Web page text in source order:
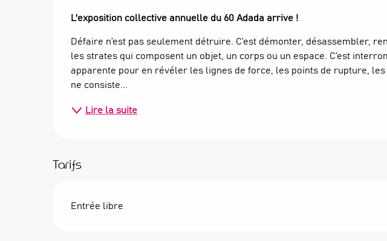
Description
L'exposition collective annuelle du 60 Adada arrive !
Défaire n’est pas seulement détruire. C’est démonter, désassembler,
les strates qui composent un objet, un corps ou un espace. C’est
apparente pour en révéler les lignes de force, les points de rupture,
ne consiste...
Lire la suite
Tarifs
Entrée libre